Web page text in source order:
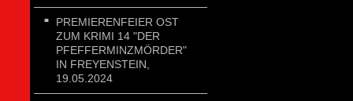
PREMIERENFEIER OST
ZUM KRIMI 14 "DER
PFEFFERMINZMÖRDER"
IN FREYENSTEIN,
19.05.2024